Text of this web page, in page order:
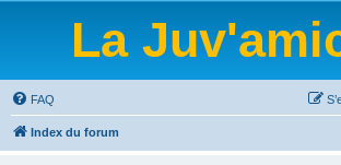
La
FAQ
Index du forum